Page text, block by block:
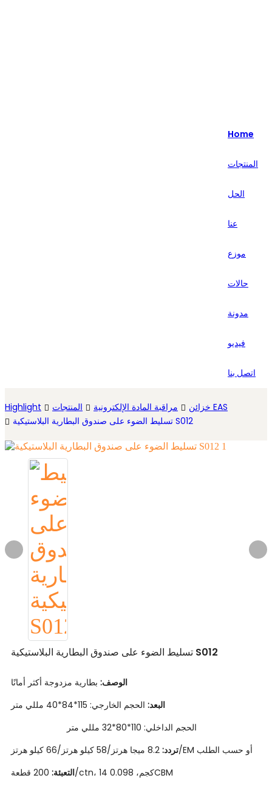
Home
المنتجات
الحل
عنا
موزع
حالات
مدونة
فيديو
اتصل بنا
Highlight المنتجات مراقبة المادة الإلكترونية
خزائن EAS
تسليط الضوء على صندوق البطارية البلاستيكية S012
تسليط الضوء على صندوق البطارية البلاستيكية S012
الوصف: بطارية مزدوجة أكثر أمانًا
البعد:
تردد:
8.2 ميجا هرتز/58 كيلو هرتز/66 كيلو هرتز/EM أو حسب الطلب
التعبئة:
200 قطعة/ctn، 14 كجم، 0.098CBM